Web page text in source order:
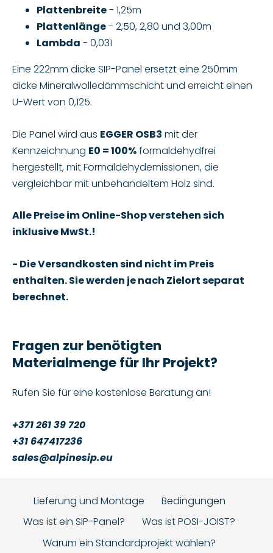
Fragen zur benötigten
Materialmenge für Ihr Projekt?
Rufen Sie für eine kostenlose Beratung an!
+371 261 39 720
+31 647417236
sales@alpinesip.eu
Plattenbreite- 1,25m
Plattenlänge- 2,50, 2,80 und 3,00m
Lambda - 0,031
Eine 222mm dicke SIP-Panel ersetzt eine 250mm
dicke Mineralwolledämmschicht und erreicht einen
U-Wert von 0,125.
Die Panel wird aus EGGER OSB3 mit der
Kennzeichnung E0 = 100%formaldehydfrei
hergestellt, mit Formaldehydemissionen, die
vergleichbar mit unbehandeltem Holz sind.
Alle Preise im Online-Shop verstehen sich
inklusive MwSt.!
- Die Versandkosten sind nicht im Preis
enthalten. Sie werden je nach Zielort separat
berechnet.
Lieferung und Montage
Bedingungen
Was ist ein SIP-Panel?
Was ist POSI-JOIST?
Warum ein Standardprojekt wählen?